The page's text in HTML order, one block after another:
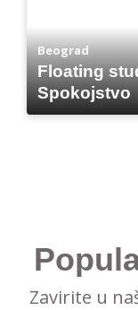
Beograd
Floating
Spokojstvo
Zavirite u